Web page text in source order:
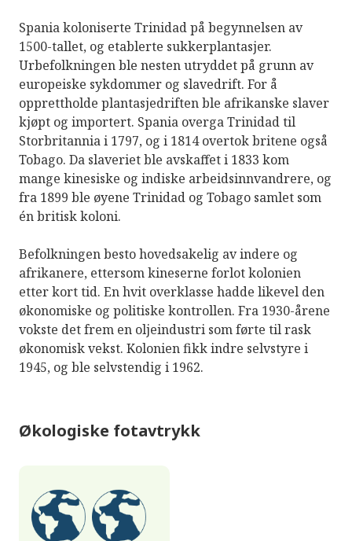
Spania koloniserte Trinidad på begynnelsen av
1500-tallet, og etablerte sukkerplantasjer.
Urbefolkningen ble nesten utryddet på grunn av
europeiske sykdommer og slavedrift. For å
opprettholde plantasjedriften ble afrikanske slaver
kjøpt og importert. Spania overga Trinidad til
Storbritannia i 1797, og i 1814 overtok britene også
Tobago. Da slaveriet ble avskaffet i 1833 kom
mange kinesiske og indiske arbeidsinnvandrere, og
fra 1899 ble øyene Trinidad og Tobago samlet som
én britisk koloni.
Befolkningen besto hovedsakelig av indere og
afrikanere, ettersom kineserne forlot kolonien
etter kort tid. En hvit overklasse hadde likevel den
økonomiske og politiske kontrollen. Fra 1930-årene
vokste det frem en oljeindustri som førte til rask
økonomisk vekst. Kolonien fikk indre selvstyre i
1945, og ble selvstendig i 1962.
Økologiske fotavtrykk